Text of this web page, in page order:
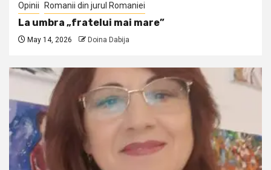
Opinii Romanii din jurul Romaniei
La umbra „fratelui mai mare”
May 14, 2026 Doina Dabija